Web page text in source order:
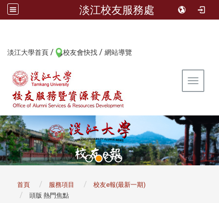
淡江校友服務處
淡江大學首頁 / 校友會快找 / 網站導覽
Toggle
首頁 服務項目
校友e報(最新一期)
頭版 熱門焦點